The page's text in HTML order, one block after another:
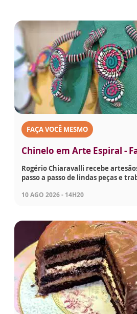
FAÇA VOCÊ MESMO
Chinelo em Arte Espiral -
Rogério Chiaravalli recebe
passo a passo de lindas peças e
10 AGO 2026 - 14H20